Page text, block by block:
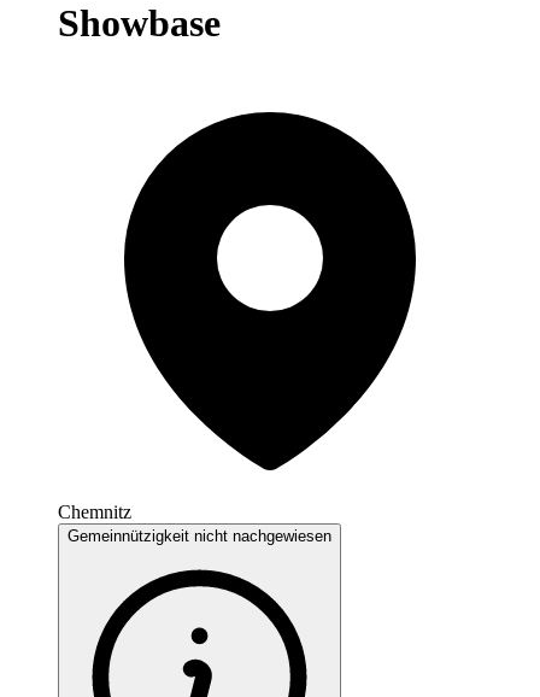
Showbase
Chemnitz
Gemeinnützigkeit nicht nachgewiesen